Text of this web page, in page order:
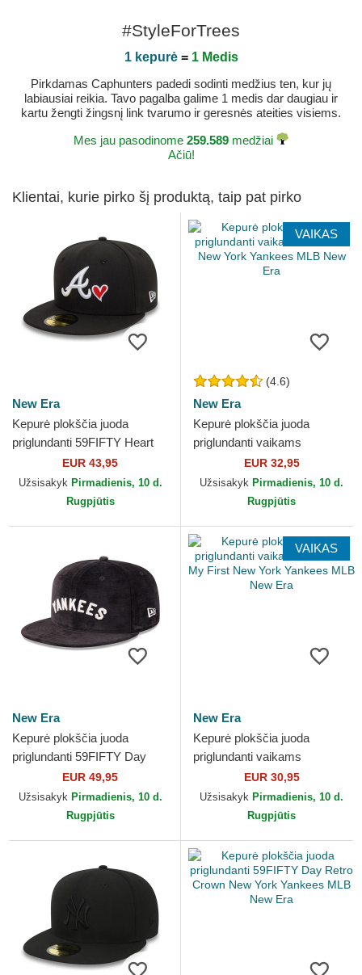
#StyleForTrees
1 kepurė= 1 Medis
Pirkdamas Caphunters padedi sodinti medžius ten, kur jų
labiausiai reikia. Tavo pagalba galime 1 medis dar daugiau ir
kartu žengti žingsnį link tvarumo ir geresnės ateities visiems.
Mes jau pasodinome 259.589 medžiai
Ačiū!
Klientai, kurie pirko šį produktą, taip pat pirko
New Era
Kepurė plokščia juoda
priglundanti 59FIFTY Heart
Icon Atlanta Braves MLB
New Era
EUR 43,95
Užsisakyk Pirmadienis, 10 d.
Rugpjūtis
VAIKAS
(4.6)
New Era
Kepurė plokščia juoda
priglundanti vaikams
59FIFTY New York Yankees
MLB New Era
EUR 32,95
Užsisakyk Pirmadienis, 10 d.
Rugpjūtis
New Era
Kepurė plokščia juoda
priglundanti 59FIFTY Day
New York Yankees MLB
New Era
EUR 49,95
Užsisakyk Pirmadienis, 10 d.
Rugpjūtis
VAIKAS
New Era
Kepurė plokščia juoda
priglundanti vaikams
59FIFTY My First New York
Yankees MLB New Era
EUR 30,95
Užsisakyk Pirmadienis, 10 d.
Rugpjūtis